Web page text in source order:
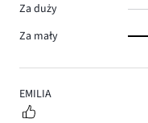
5
EMILIA
Za duży
Za mały